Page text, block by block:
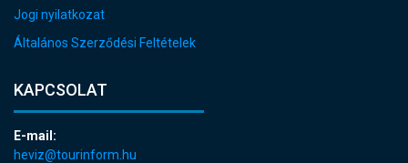
Jogi nyilatkozat
Általános Szerződési Feltételek
KAPCSOLAT
E-mail:
heviz@tourinform.hu